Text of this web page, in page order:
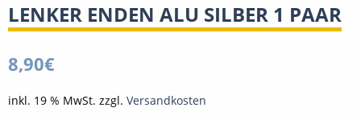
LENKER ENDEN ALU SILBER 1 PAAR
8,90€
inkl. 19 % MwSt. zzgl. Versandkosten